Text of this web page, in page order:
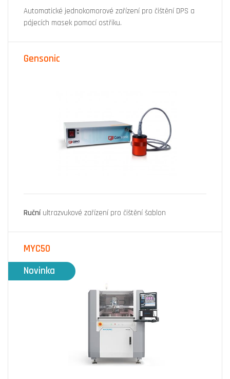
Automatické jednokomorové zařízení pro čištění DPS a
pájecích masek pomocí ostřiku.
Gensonic
Ručníultrazvukové zařízení pro čištění šablon
Novinka
MYC50